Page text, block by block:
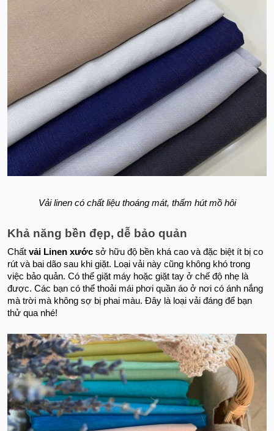
Vải linen có chất liệu thoáng mát, thấm hút mồ hôi
Khả năng bền đẹp, dễ bảo quản
Chất vải Linen xước sở hữu độ bền khá cao và đặc biệt ít bị co
rút và bai dão sau khi giặt. Loại vải này cũng không khó trong
việc bảo quản. Có thể giặt máy hoặc giặt tay ở chế độ nhẹ là
được. Các bạn có thể thoải mái phơi quần áo ở nơi có ánh nắng
mà trời mà không sợ bị phai màu. Đây là loại vải đáng để bạn
thử qua nhé!